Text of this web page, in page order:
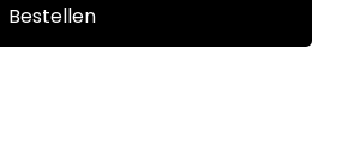
Bestellen